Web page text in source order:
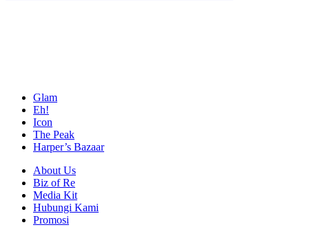
Glam
Eh!
Icon
The Peak
Harper’s Bazaar
About Us
Biz of Re
Media Kit
Hubungi Kami
Promosi